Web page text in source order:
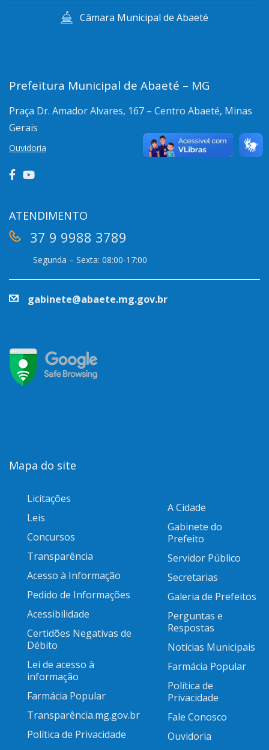
Câmara Municipal de Abaeté
Prefeitura Municipal de Abaeté – MG
Praça Dr. Amador Alvares, 167 – Centro Abaeté, Minas
Gerais
Ouvidoria
ATENDIMENTO
37 9 9988 3789
Segunda – Sexta: 08:00-17:00
gabinete@abaete.mg.gov.br
Mapa do site
Licitações
Leis
Concursos
Transparência
Acesso à Informação
Pedido de Informações
Acessibilidade
Certidões Negativas de
Débito
Lei de acesso à
informação
Farmácia Popular
Transparência.mg.gov.br
Política de Privacidade
A Cidade
Gabinete do
Prefeito
Servidor Público
Secretarias
Galeria de Prefeitos
Perguntas e
Respostas
Notícias Municipais
Farmácia Popular
Política de
Privacidade
Fale Conosco
Ouvidoria